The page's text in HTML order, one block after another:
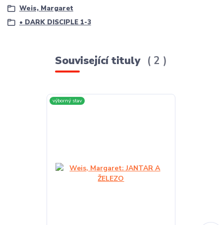
Weis, Margaret
• DARK DISCIPLE 1-3
Související tituly 2
výborný stav